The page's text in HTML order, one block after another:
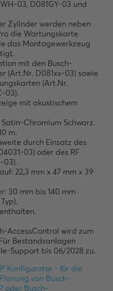
03, D081GY-03 und
Zylinder werden neben
die Wartungskarte
das Montagewerkzeug
mit den Busch-
(Art.Nr. D081xx-03) sowie
(Art.Nr.
03).
mit akustischem
Chromium Schwarz.
m.
durch Einsatz des
03) oder des RF
03).
22,3 mm x 47 mm x 39
30 mm bis 140 mm
AccessControl wird zum
Bestandsanlagen
Support bis 06/2028 zu.